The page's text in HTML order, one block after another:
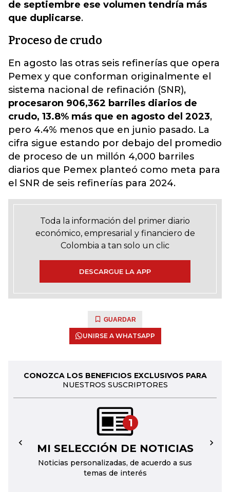
de septiembre ese volumen tendría más
que duplicarse.
Proceso de crudo
En agosto las otras seis refinerías que opera
Pemex y que conforman originalmente el
sistema nacional de refinación (SNR),
procesaron 906,362 barriles diarios de
crudo, 13.8% más que en agosto del 2023,
pero 4.4% menos que en junio pasado. La
cifra sigue estando por debajo del promedio
de proceso de un millón 4,000 barriles
diarios que Pemex planteó como meta para
el SNR de seis refinerías para 2024.
Toda la información del primer diario
económico, empresarial y financiero de
Colombia a tan solo un clic
DESCARGUE LA APP
GUARDAR
UNIRSE A WHATSAPP
CONOZCA LOS BENEFICIOS EXCLUSIVOS PARA
NUESTROS SUSCRIPTORES
1
MI SELECCIÓN DE NOTICIAS
Noticias personalizadas, de acuerdo a sus
temas de interés
← →